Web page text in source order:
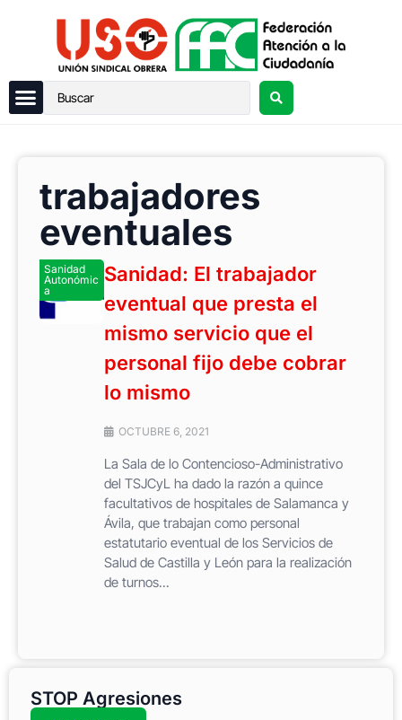
trabajadores
eventuales
Sanidad
Autonómic
a
Sanidad: El trabajador
eventual que presta el
mismo servicio que el
personal fijo debe cobrar
lo mismo
OCTUBRE 6, 2021
La Sala de lo Contencioso-Administrativo
del TSJCyL ha dado la razón a quince
facultativos de hospitales de Salamanca y
Ávila, que trabajan como personal
estatutario eventual de los Servicios de
Salud de Castilla y León para la realización
de turnos...
STOP Agresiones